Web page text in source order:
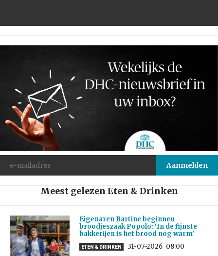
Meest gelezen Eten & Drinken
Eigenaren Bartine beginnen
broodjeszaak Popolo: ‘In de fijnste
bakkerijen is het brood nog warm’
ETEN & DRINKEN 31-07-2026 08:00